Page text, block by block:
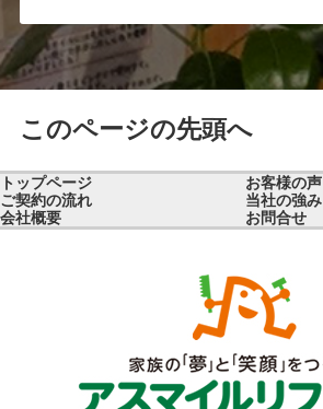
このページの先頭へ
トップページ
お客様の声
ご契約の流れ
当社の強み
会社概要
お問合せ